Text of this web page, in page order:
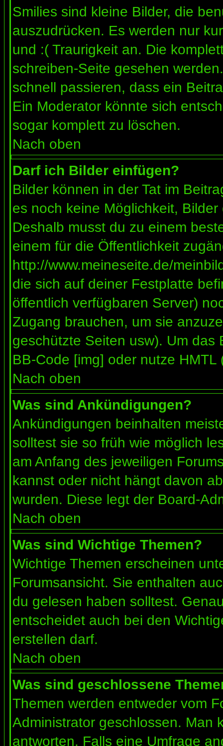
Smilies sind kleine Bilder, die
auszudrücken. Es werden nur
und :( Traurigkeit an. Die
schreiben-Seite gesehen
schnell passieren, dass ein
Ein Moderator könnte sich
sogar komplett zu löschen.
Nach oben
Darf ich Bilder einfügen?
Bilder können in der Tat im
es noch keine Möglichkeit,
Deshalb musst du zu einem
einem für die Öffentlichkeit
http://www.meineseite.de/
die sich auf deiner Festplatte
öffentlich verfügbaren Server)
Zugang brauchen, um sie
geschützte Seiten usw). Um
BB-Code [img] oder nutze HMTL
Nach oben
Was sind Ankündigungen?
Ankündigungen beinhalten
solltest sie so früh wie möglich
am Anfang des jeweiligen
kannst oder nicht hängt davon
wurden. Diese legt der Board-
Nach oben
Was sind Wichtige Themen?
Wichtige Themen erscheinen
Forumsansicht. Sie enthalten
du gelesen haben solltest.
entscheidet auch bei den
erstellen darf.
Nach oben
Was sind geschlossene
Themen werden entweder vom
Administrator geschlossen. Man
antworten. Falls eine Umfrage